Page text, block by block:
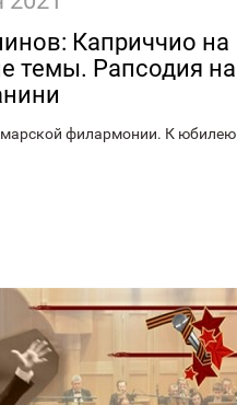
Каприччио на
темы. Рапсодия на
филармонии. К юбилею